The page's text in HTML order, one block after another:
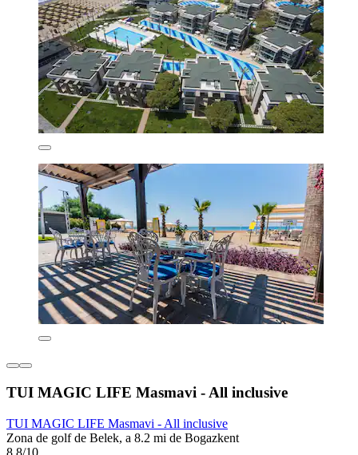
TUI MAGIC LIFE Masmavi - All inclusive
TUI MAGIC LIFE Masmavi - All inclusive
Zona de golf de Belek, a 8.2 mi de Bogazkent
8.8/10